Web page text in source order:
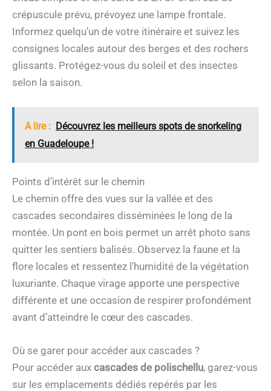
crépuscule prévu, prévoyez une lampe frontale.
Informez quelqu’un de votre itinéraire et suivez les
consignes locales autour des berges et des rochers
glissants. Protégez-vous du soleil et des insectes
selon la saison.
A lire : Découvrez les meilleurs spots de snorkeling
en Guadeloupe !
Points d’intérêt sur le chemin
Le chemin offre des vues sur la vallée et des
cascades secondaires disséminées le long de la
montée. Un pont en bois permet un arrêt photo sans
quitter les sentiers balisés. Observez la faune et la
flore locales et ressentez l’humidité de la végétation
luxuriante. Chaque virage apporte une perspective
différente et une occasion de respirer profondément
avant d’atteindre le cœur des cascades.
Où se garer pour accéder aux cascades ?
Pour accéder aux cascades de polischellu, garez-vous
sur les emplacements dédiés repérés par les